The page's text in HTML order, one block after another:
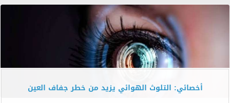
أخصائي: التلوث الهوائي يزيد من خطر جفاف العين